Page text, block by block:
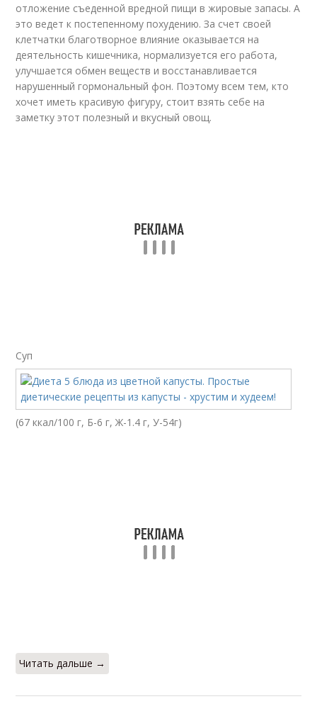
отложение съеденной вредной пищи в жировые запасы. А
это ведет к постепенному похудению. За счет своей
клетчатки благотворное влияние оказывается на
деятельность кишечника, нормализуется его работа,
улучшается обмен веществ и восстанавливается
нарушенный гормональный фон. Поэтому всем тем, кто
хочет иметь красивую фигуру, стоит взять себе на
заметку этот полезный и вкусный овощ.
Суп
(67 ккал/100 г, Б-6 г, Ж-1.4 г, У-54г)
Читать дальше →